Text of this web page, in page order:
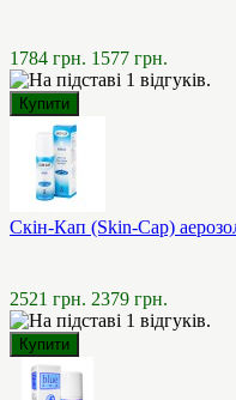
1784 грн. 1577 грн.
Скін-Кап (Skin-Cap)
2521 грн. 2379 грн.